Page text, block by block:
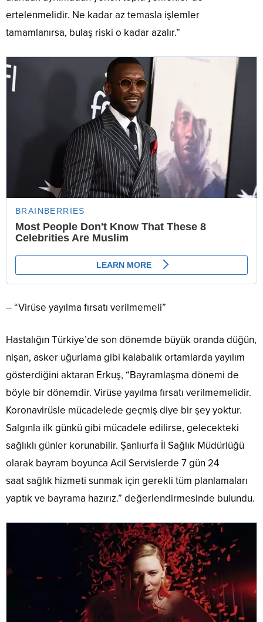
ertelenmelidir. Ne kadar az temasla işlemler
tamamlanırsa, bulaş riski o kadar azalır.”
– “Virüse yayılma fırsatı verilmemeli”
Hastalığın Türkiye’de son dönemde büyük oranda düğün,
nişan, asker uğurlama gibi kalabalık ortamlarda yayılım
gösterdiğini aktaran Erkuş, “Bayramlaşma dönemi de
böyle bir dönemdir. Virüse yayılma fırsatı verilmemelidir.
Koronavirüsle mücadelede geçmiş diye bir şey yoktur.
Salgınla ilk günkü gibi mücadele edilirse, gelecekteki
sağlıklı günler korunabilir. Şanlıurfa İl Sağlık Müdürlüğü
olarak bayram boyunca Acil Servislerde 7 gün 24
saat sağlık hizmeti sunmak için gerekli tüm planlamaları
yaptık ve bayrama hazırız.” değerlendirmesinde bulundu.